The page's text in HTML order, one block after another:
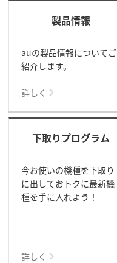
製品情報
auの製品情報についてご
紹介します。
詳しく
下取りプログラム
今お使いの機種を下取り
に出しておトクに最新機
種を手に入れよう！
詳しく